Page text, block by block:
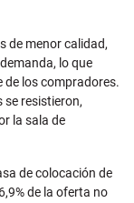
de menor calidad,
lo que
los compradores.
resistieron,
la sala de
de colocación de
de la oferta no